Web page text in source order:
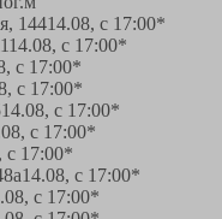
14414.08, с 17:00*
14.08, с 17:00*
с 17:00*
с 17:00*
14.08, с 17:00*
с 17:00*
с 17:00*
14.08, с 17:00*
с 17:00*